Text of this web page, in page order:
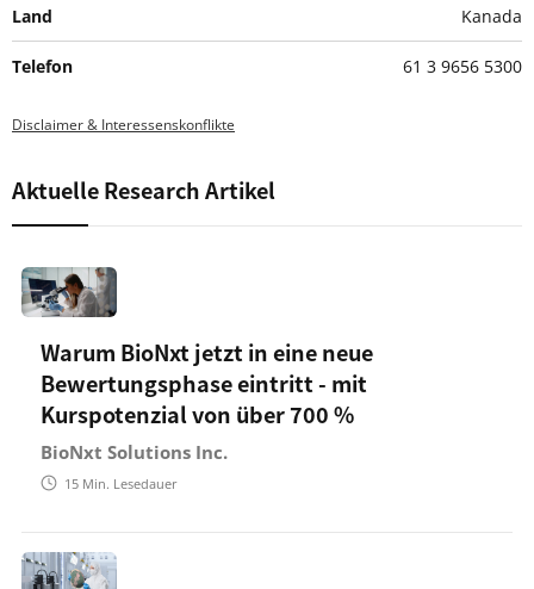
Land Kanada
Telefon 61 3 9656 5300
Disclaimer & Interessenskonflikte
Aktuelle Research Artikel
Warum BioNxt jetzt in eine neue
Bewertungsphase eintritt - mit
Kurspotenzial von über 700 %
BioNxt Solutions Inc.
15 Min. Lesedauer